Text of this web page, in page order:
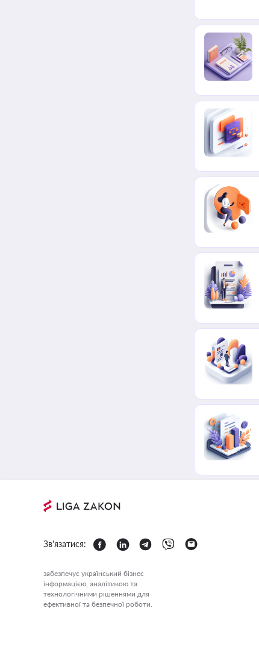
Зв'язатися:
забезпечує український бізнес
інформацією, аналітикою та
технологічними рішеннями для
ефективної та безпечної роботи.